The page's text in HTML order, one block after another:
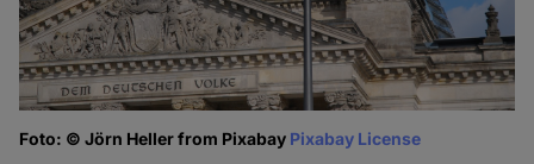
Foto: © Jörn Heller from Pixabay Pixabay License